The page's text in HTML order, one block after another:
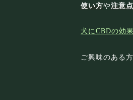
使い方や注意点
犬にCBDの効
ご興味のある